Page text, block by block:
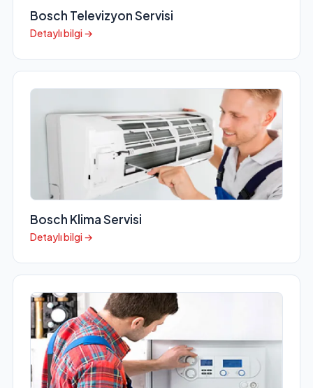
Bosch Televizyon Servisi
Detaylı bilgi →
Bosch Klima Servisi
Detaylı bilgi →